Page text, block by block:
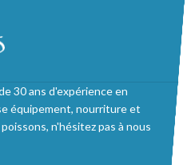
30 ans d'expérience en
équipement, nourriture et
n'hésitez pas à nous